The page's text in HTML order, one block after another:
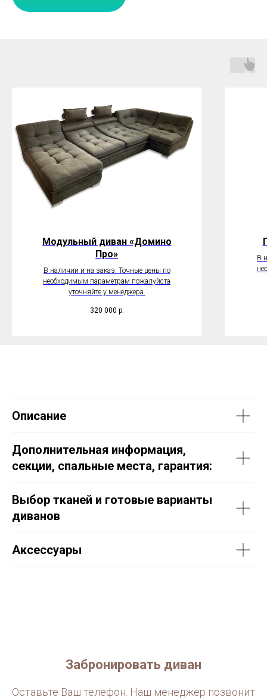
Модульный диван «Домино
Про»
В наличии и на заказ. Точные цены по
необходимым параметрам пожалуйста
уточняйте у менеджера.
320 000 р.
В
Описание
Дополнительная информация,
секции, спальные места, гарантия:
Выбор тканей и готовые варианты
диванов
Аксессуары
Забронировать диван
Оставьте Ваш телефон. Наш менеджер позвонит